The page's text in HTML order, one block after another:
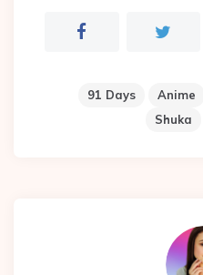
91 Days Anime
Shuka